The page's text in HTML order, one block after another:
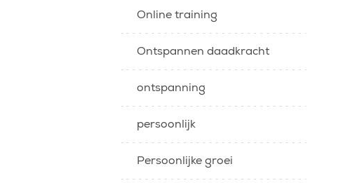
Online training
Ontspannen daadkracht
ontspanning
persoonlijk
Persoonlijke groei